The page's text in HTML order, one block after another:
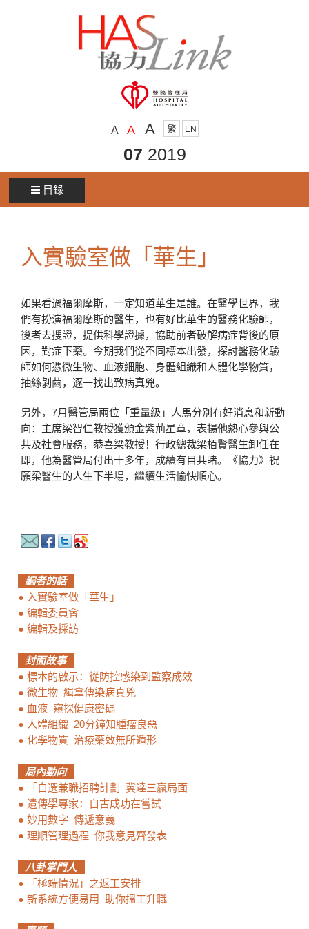
A A A 繁 EN
07 2019
目錄
入實驗室做「華生」
如果看過福爾摩斯，一定知道華生是誰。在醫學世界，我
們有扮演福爾摩斯的醫生，也有好比華生的醫務化驗師，
後者去搜證，提供科學證據，協助前者破解病症背後的原
因，對症下藥。今期我們從不同標本出發，探討醫務化驗
師如何憑微生物、血液細胞、身體組織和人體化學物質，
抽絲剝繭，逐一找出致病真兇。
另外，7月醫管局兩位「重量級」人馬分別有好消息和新動
向：主席梁智仁教授獲頒金紫荊星章，表揚他熱心參與公
共及社會服務，恭喜梁教授！行政總裁梁栢賢醫生卸任在
即，他為醫管局付出十多年，成績有目共睹。《協力》祝
願梁醫生的人生下半場，繼續生活愉快順心。
編者的話
● 入實驗室做「華生」
● 編輯委員會
● 編輯及採訪
封面故事
● 標本的啟示：從防控感染到監察成效
● 微生物 緝拿傳染病真兇
● 血液 窺探健康密碼
● 人體組織 20分鐘知腫瘤良惡
● 化學物質 治療藥效無所遁形
局內動向
●
「自選兼職招聘計劃 冀達三贏局面
● 遺傳學專家：自古成功在嘗試
● 妙用數字 傳遞意義
● 理順管理過程 你我意見齊發表
八卦掌門人
●
「極端情況」之返工安排
● 新系統方便易用 助你搵工升職